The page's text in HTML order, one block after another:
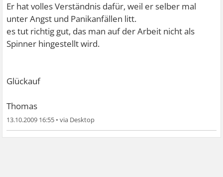
Er hat volles Verständnis dafür, weil er selber mal
unter Angst und Panikanfällen litt.
es tut richtig gut, das man auf der Arbeit nicht als
Spinner hingestellt wird.
Glückauf
Thomas
13.10.2009 16:55 •